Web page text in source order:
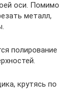
оси. Помимо
металл,
полирование
крутясь по